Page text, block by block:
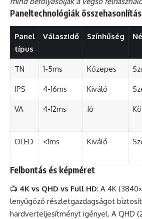
Paneltechnológiák
Panel
típus
Válaszidő Színhűség
TN 1-5ms Közepes
IPS 4-16ms Kiváló
VA 4-12ms Jó
OLED <1ms Kiváló
Felbontás és képméret
📺 4K vs QHD vs Full HD: A 4K
lenyűgöző részletgazdagságot
hardverteljesítményt igényel. A QHD